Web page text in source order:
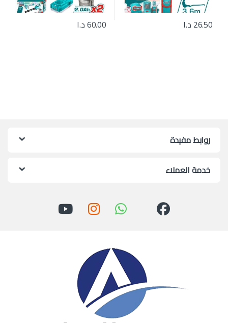
26.50 د.ا 60.00د.ا
روابط مفيدة
خدمة العملاء